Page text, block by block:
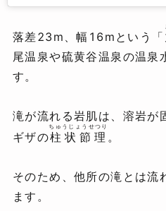
落差23m、幅16mという「
尾温泉や硫黄谷温泉の温泉
す。
滝が流れる岩肌は、溶岩が
ギザの柱状節理
ちゅうじょうせつり
。
そのため、他所の滝とは流
ます。